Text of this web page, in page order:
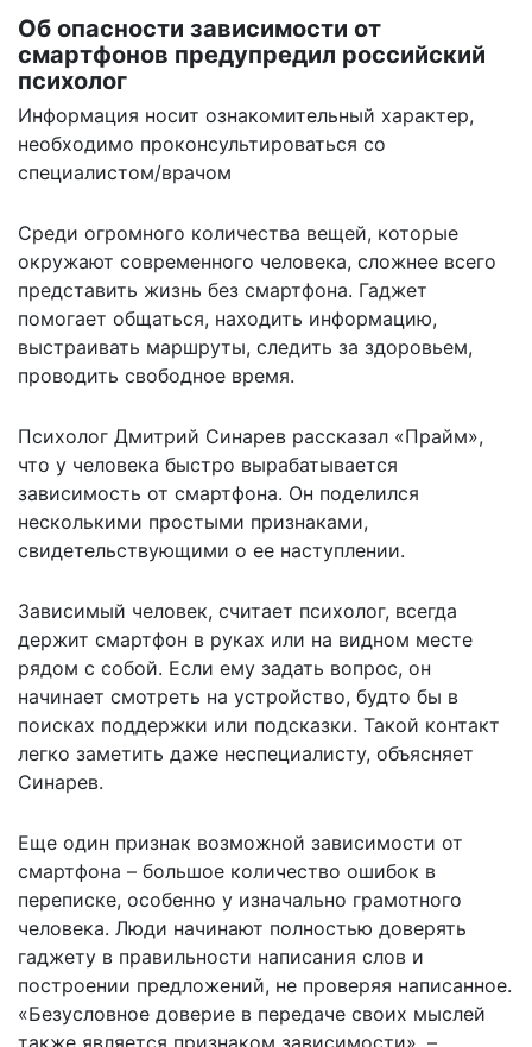
Об опасности зависимости от
смартфонов предупредил российский
психолог
Информация носит ознакомительный характер,
необходимо проконсультироваться со
специалистом/врачом
Среди огромного количества вещей, которые
окружают современного человека, сложнее всего
представить жизнь без смартфона. Гаджет
помогает общаться, находить информацию,
выстраивать маршруты, следить за здоровьем,
проводить свободное время.
Психолог Дмитрий Синарев рассказал «Прайм»,
что у человека быстро вырабатывается
зависимость от смартфона. Он поделился
несколькими простыми признаками,
свидетельствующими о ее наступлении.
Зависимый человек, считает психолог, всегда
держит смартфон в руках или на видном месте
рядом с собой. Если ему задать вопрос, он
начинает смотреть на устройство, будто бы в
поисках поддержки или подсказки. Такой контакт
легко заметить даже неспециалисту, объясняет
Синарев.
Еще один признак возможной зависимости от
смартфона – большое количество ошибок в
переписке, особенно у изначально грамотного
человека. Люди начинают полностью доверять
гаджету в правильности написания слов и
построении предложений, не проверяя написанное.
«Безусловное доверие в передаче своих мыслей
также является признаком зависимости», –